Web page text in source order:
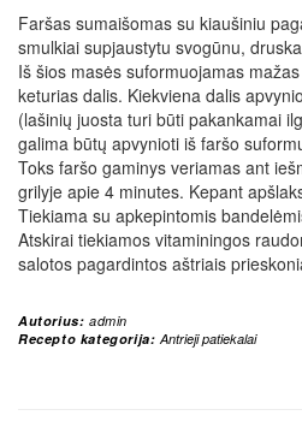
Faršas sumaišomas su kiaušiniu
smulkiai supjaustytu svogūnu,
Iš šios masės suformuojamas
keturias dalis. Kiekviena dalis
(lašinių juosta turi būti pakankamai
galima būtų apvynioti iš faršo
Toks faršo gaminys veriamas ant
grilyje apie 4 minutes. Kepant
Tiekiama su apkepintomis
Atskirai tiekiamos vitaminingos
salotos pagardintos aštriais
Autorius: admin
Recepto kategorija:Antrieji patiekalai